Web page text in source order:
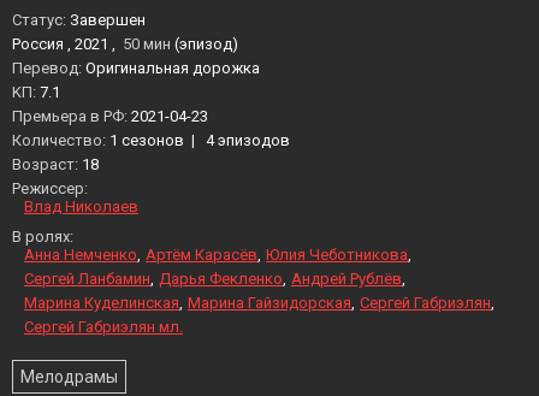
Статус: Завершен
Россия , 2021 , 50 мин (эпизод)
Перевод: Оригинальная дорожка
KП: 7.1
Премьера в РФ: 2021-04-23
Количество: 1 сезонов | 4 эпизодов
Возраст: 18
Режиссер:
Влад Николаев
В ролях:
Анна Немченко Артём Карасёв Юлия Чеботникова
Сергей Ланбамин Дарья Фекленко Андрей Рублёв
Марина Куделинская Марина Гайзидорская Сергей Габриэлян
Сергей Габриэлян мл.
Мелодрамы